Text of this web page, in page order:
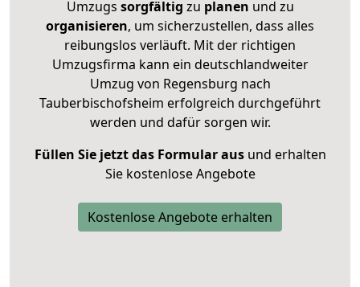
Umzugs sorgfältig zu planen und zu
organisieren, um sicherzustellen, dass alles
reibungslos verläuft. Mit der richtigen
Umzugsfirma kann ein deutschlandweiter
Umzug von Regensburg nach
Tauberbischofsheim erfolgreich durchgeführt
werden und dafür sorgen wir.
Füllen Sie jetzt das Formular ausund erhalten
Sie kostenlose Angebote
Kostenlose Angebote erhalten